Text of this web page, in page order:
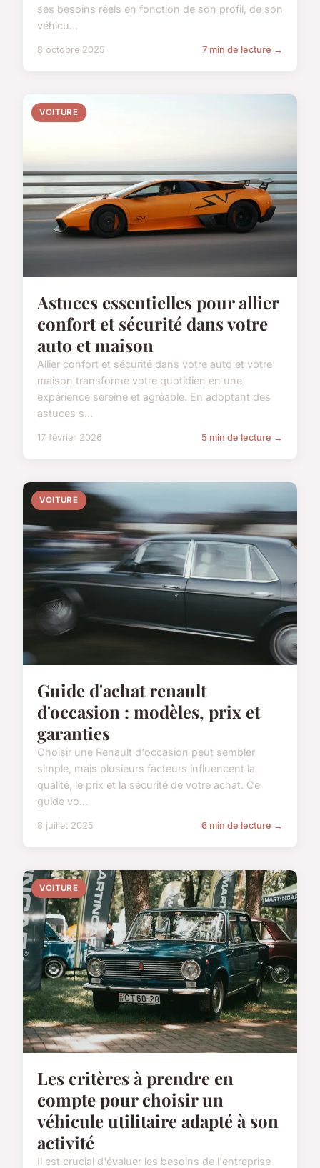
ses besoins réels en fonction de son profil, de son
véhicu...
8 octobre 2025 7 min de lecture →
VOITURE
Astuces essentielles pour allier
confort et sécurité dans votre
auto et maison
Allier confort et sécurité dans votre auto et votre
maison transforme votre quotidien en une
expérience sereine et agréable. En adoptant des
astuces s...
17 février 2026 5 min de lecture →
VOITURE
Guide d'achat renault
d'occasion : modèles, prix et
garanties
Choisir une Renault d'occasion peut sembler
simple, mais plusieurs facteurs influencent la
qualité, le prix et la sécurité de votre achat. Ce
guide vo...
8 juillet 2025 6 min de lecture →
VOITURE
Les critères à prendre en
compte pour choisir un
véhicule utilitaire adapté à son
activité
Il est crucial d'évaluer les besoins de l'entreprise